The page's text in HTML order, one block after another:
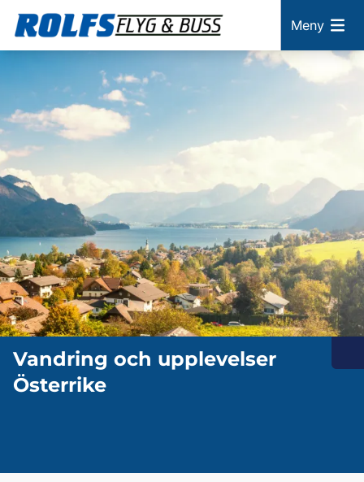
Meny
Vandring och upplevelser
Österrike